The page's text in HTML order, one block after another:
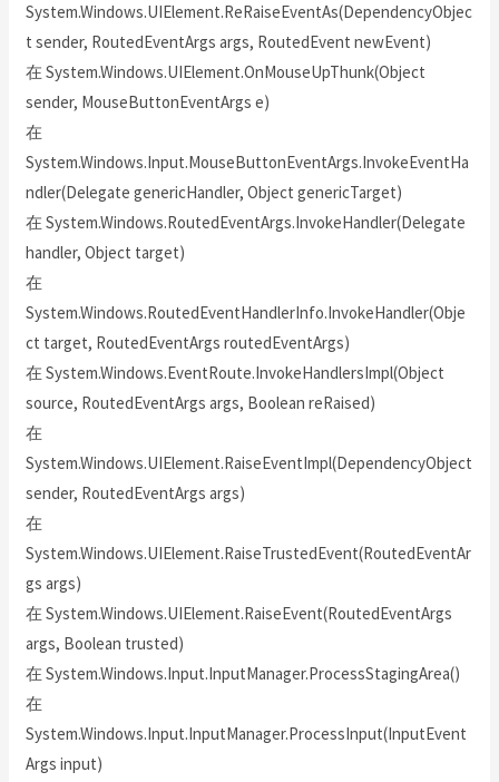
System.Windows.UIElement.ReRaiseEventAs(DependencyObjec
t sender, RoutedEventArgs args, RoutedEvent newEvent)
在 System.Windows.UIElement.OnMouseUpThunk(Object
sender, MouseButtonEventArgs e)
在
System.Windows.Input.MouseButtonEventArgs.InvokeEventHa
ndler(Delegate genericHandler, Object genericTarget)
在 System.Windows.RoutedEventArgs.InvokeHandler(Delegate
handler, Object target)
在
System.Windows.RoutedEventHandlerInfo.InvokeHandler(Obje
ct target, RoutedEventArgs routedEventArgs)
在 System.Windows.EventRoute.InvokeHandlersImpl(Object
source, RoutedEventArgs args, Boolean reRaised)
在
System.Windows.UIElement.RaiseEventImpl(DependencyObject
sender, RoutedEventArgs args)
在
System.Windows.UIElement.RaiseTrustedEvent(RoutedEventAr
gs args)
在 System.Windows.UIElement.RaiseEvent(RoutedEventArgs
args, Boolean trusted)
在 System.Windows.Input.InputManager.ProcessStagingArea()
在
System.Windows.Input.InputManager.ProcessInput(InputEvent
Args input)